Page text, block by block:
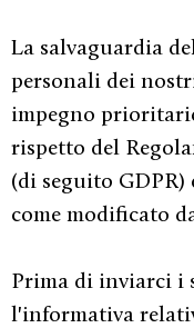
La salvaguardia
personali dei
impegno
rispetto del
(di seguito GDPR)
come modificato
Prima di inviarci i
l'informativa